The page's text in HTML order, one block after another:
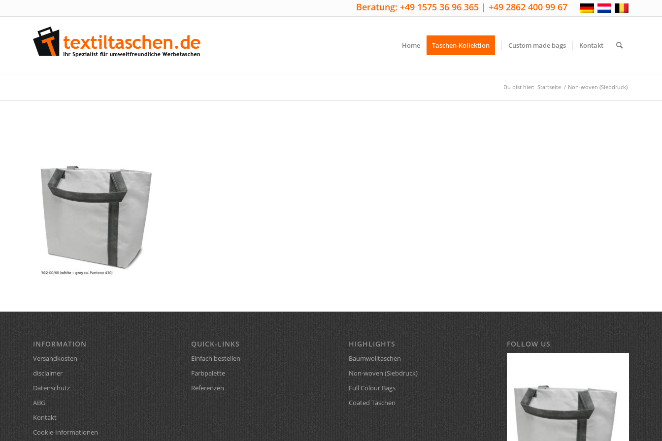
Beratung: +49 1575 36 96 365 | +49 2862 400 99 67
Home Taschen-Kollektion Custom made bags Kontakt
Du bist hier: Startseite / Non-woven (Siebdruck)
INFORMATION
Versandkosten
disclaimer
Datenschutz
ABG
Kontakt
Cookie-Informationen
QUICK-LINKS
Einfach bestellen
Farbpalette
Referenzen
HIGHLIGHTS
Baumwolltaschen
Non-woven (Siebdruck)
Full Colour Bags
Coated Taschen
FOLLOW US